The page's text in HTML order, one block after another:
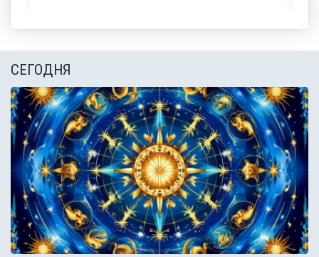
СЕГОДНЯ